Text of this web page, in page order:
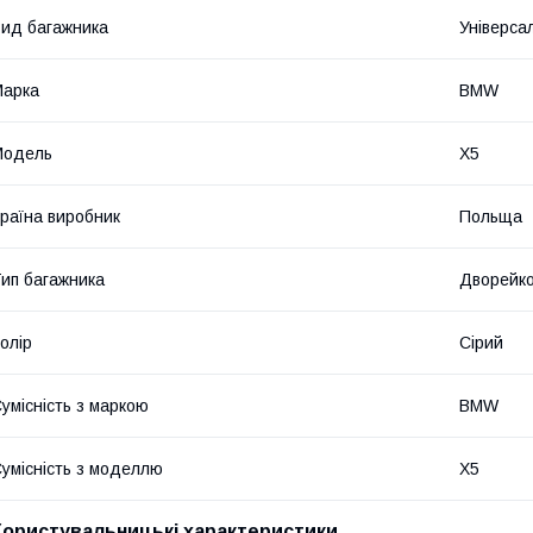
багажника
BMW
X5
виробник Польща
багажника
Сірий
з маркою BMW
з моделлю X5